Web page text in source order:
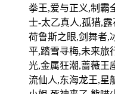
拳王,爱与正义,制霸
士-太乙真人,孤猎,
荷鲁斯之眼,剑舞者,
平,踏雪寻梅,未来旅
光,金属狂潮,蔷薇王
流仙人,东海龙王,星